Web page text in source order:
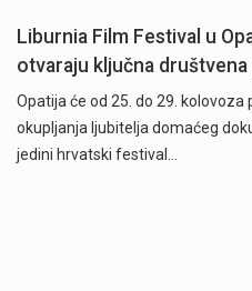
Liburnia Film Festival u
otvaraju ključna društvena
Opatija će od 25. do 29.
okupljanja ljubitelja domaćeg
jedini hrvatski festival…